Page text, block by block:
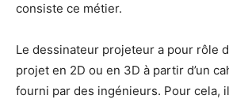
consiste ce métier.
Le dessinateur projeteur a pour rôle
projet en 2D ou en 3D à partir d’un
fourni par des ingénieurs. Pour cela,